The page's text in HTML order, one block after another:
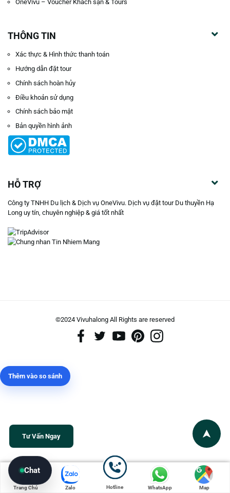
OneVivu – Voucher Khách sạn & Tours
THÔNG TIN
Xác thực & Hình thức thanh toán
Hướng dẫn đặt tour
Chính sách hoàn hủy
Điều khoản sử dụng
Chính sách bảo mật
Bản quyền hình ảnh
HỖ TRỢ
Công ty TNHH Du lịch & Dịch vụ OneVivu. Dịch vụ đặt tour Du thuyền Hạ
Long uy tín, chuyên nghiệp & giá tốt nhất
©2024 Vivuhalong All Rights are reserved️
Tư Vấn Ngay
Trang Chủ Zalo Hotline WhatsApp Map
Thêm vào so sánh
Chat